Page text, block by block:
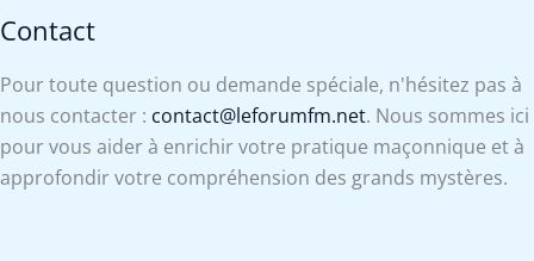
Contact
Pour toute question ou demande spéciale, n'hésitez pas à
nous contacter : contact@leforumfm.net. Nous sommes ici
pour vous aider à enrichir votre pratique maçonnique et à
approfondir votre compréhension des grands mystères.